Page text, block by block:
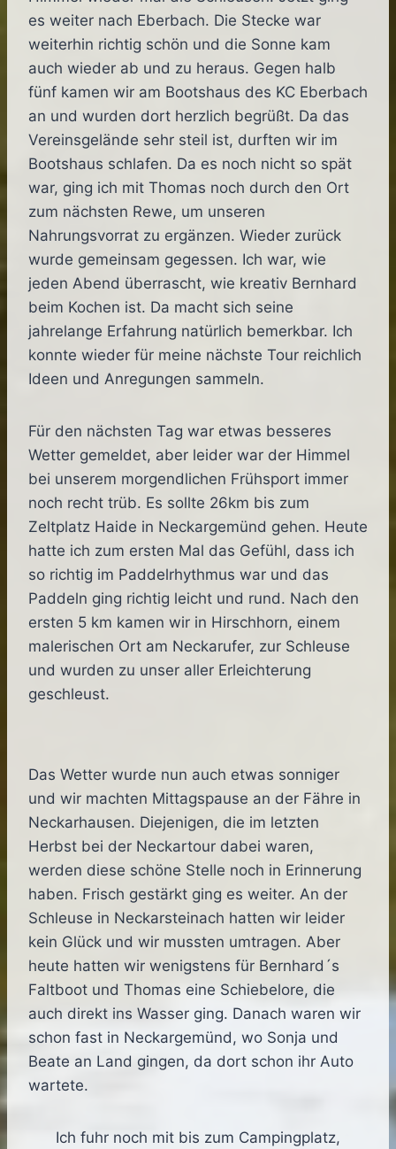
es weiter nach Eberbach. Die Stecke war
weiterhin richtig schön und die Sonne kam
auch wieder ab und zu heraus. Gegen halb
fünf kamen wir am Bootshaus des KC Eberbach
an und wurden dort herzlich begrüßt. Da das
Vereinsgelände sehr steil ist, durften wir im
Bootshaus schlafen. Da es noch nicht so spät
war, ging ich mit Thomas noch durch den Ort
zum nächsten Rewe, um unseren
Nahrungsvorrat zu ergänzen. Wieder zurück
wurde gemeinsam gegessen. Ich war, wie
jeden Abend überrascht, wie kreativ Bernhard
beim Kochen ist. Da macht sich seine
jahrelange Erfahrung natürlich bemerkbar. Ich
konnte wieder für meine nächste Tour reichlich
Ideen und Anregungen sammeln.
Für den nächsten Tag war etwas besseres
Wetter gemeldet, aber leider war der Himmel
bei unserem morgendlichen Frühsport immer
noch recht trüb. Es sollte 26km bis zum
Zeltplatz Haide in Neckargemünd gehen. Heute
hatte ich zum ersten Mal das Gefühl, dass ich
so richtig im Paddelrhythmus war und das
Paddeln ging richtig leicht und rund. Nach den
ersten 5 km kamen wir in Hirschhorn, einem
malerischen Ort am Neckarufer, zur Schleuse
und wurden zu unser aller Erleichterung
geschleust.
Das Wetter wurde nun auch etwas sonniger
und wir machten Mittagspause an der Fähre in
Neckarhausen. Diejenigen, die im letzten
Herbst bei der Neckartour dabei waren,
werden diese schöne Stelle noch in Erinnerung
haben. Frisch gestärkt ging es weiter. An der
Schleuse in Neckarsteinach hatten wir leider
kein Glück und wir mussten umtragen. Aber
heute hatten wir wenigstens für Bernhard´s
Faltboot und Thomas eine Schiebelore, die
auch direkt ins Wasser ging. Danach waren wir
schon fast in Neckargemünd, wo Sonja und
Beate an Land gingen, da dort schon ihr Auto
wartete.
Ich fuhr noch mit bis zum Campingplatz,